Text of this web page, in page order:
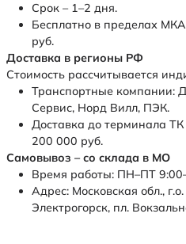
Срок – 1–2 дня.
Бесплатно в пределах
руб.
Доставка в регионы РФ
Стоимость рассчитывается
Транспортные компании:
Сервис, Норд Вилл, ПЭК.
Доставка до терминала ТК
200 000 руб.
Самовывоз – со склада в МО
Время работы: ПН–ПТ
Адрес: Московская обл.,
Электрогорск, пл.